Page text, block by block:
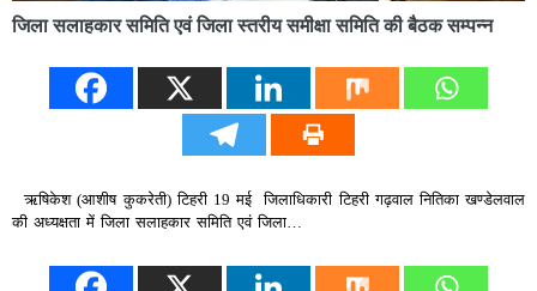
जिला सलाहकार समिति एवं जिला स्तरीय समीक्षा समिति की बैठक सम्पन्न
ऋषिकेश (आशीष कुकरेती) टिहरी 19 मई जिलाधिकारी टिहरी गढ़वाल नितिका खण्डेलवाल
की अध्यक्षता में जिला सलाहकार समिति एवं जिला…